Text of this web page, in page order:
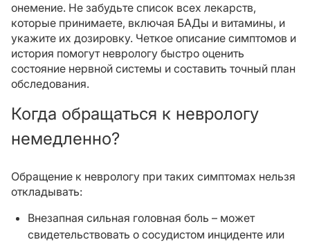
онемение. Не забудьте список всех лекарств,
которые принимаете, включая БАДы и витамины, и
укажите их дозировку. Четкое описание симптомов и
история помогут неврологу быстро оценить
состояние нервной системы и составить точный план
обследования.
Когда обращаться к неврологу
немедленно?
Обращение к неврологу при таких симптомах нельзя
откладывать:
Внезапная сильная головная боль – может
свидетельствовать о сосудистом инциденте или